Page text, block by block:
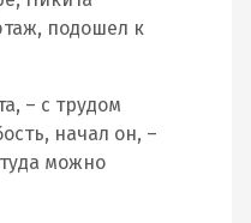
подошел к
– с трудом
начал он, –
можно